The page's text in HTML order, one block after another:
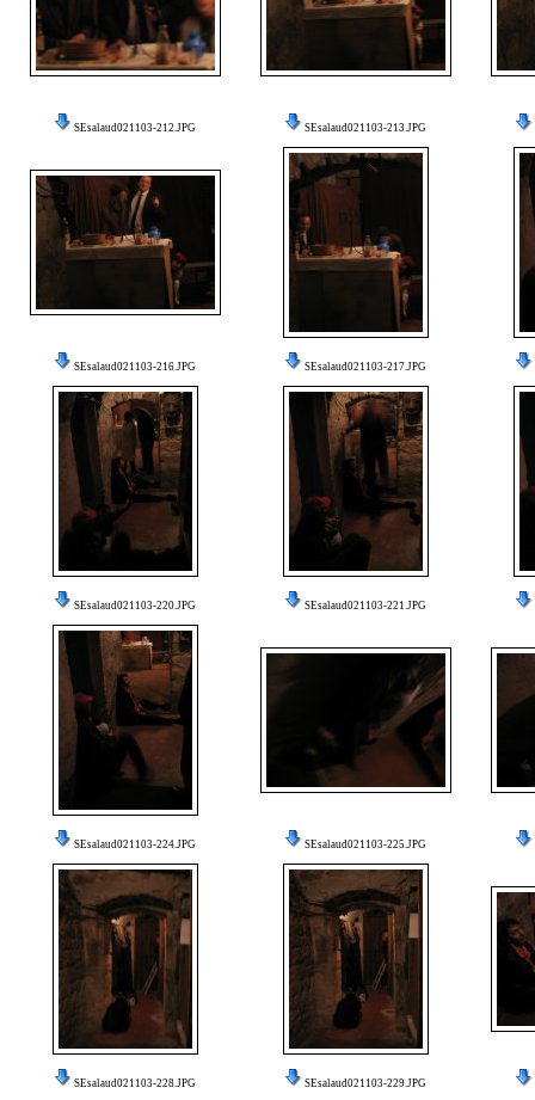
SEsalaud021103-212.JPG SEsalaud021103-213.JPG
SEsalaud021103-216.JPG SEsalaud021103-217.JPG
SEsalaud021103-220.JPG SEsalaud021103-221.JPG
SEsalaud021103-224.JPG SEsalaud021103-225.JPG
SEsalaud021103-228.JPG SEsalaud021103-229.JPG